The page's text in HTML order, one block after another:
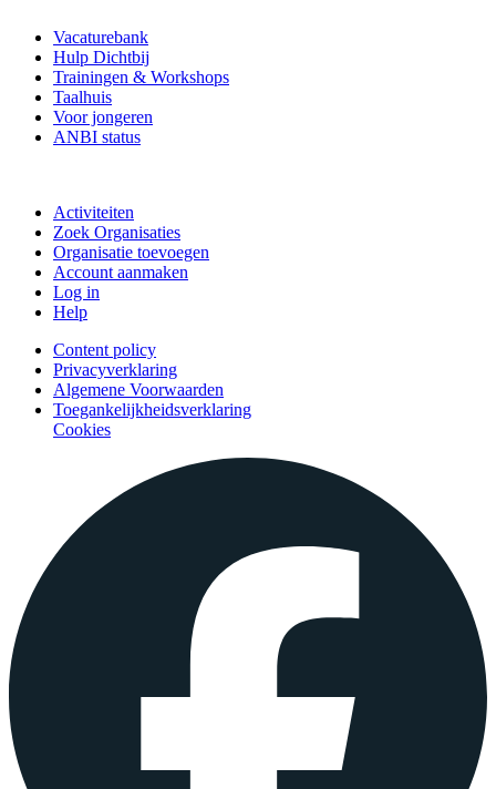
Vacaturebank
Hulp Dichtbij
Trainingen & Workshops
Taalhuis
Voor jongeren
ANBI status
Activiteiten
Zoek Organisaties
Organisatie toevoegen
Account aanmaken
Log in
Help
Content policy
Privacyverklaring
Algemene Voorwaarden
Toegankelijkheidsverklaring
Cookies